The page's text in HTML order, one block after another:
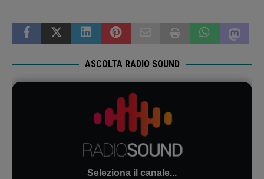
ASCOLTA RADIO SOUND
Seleziona il canale...